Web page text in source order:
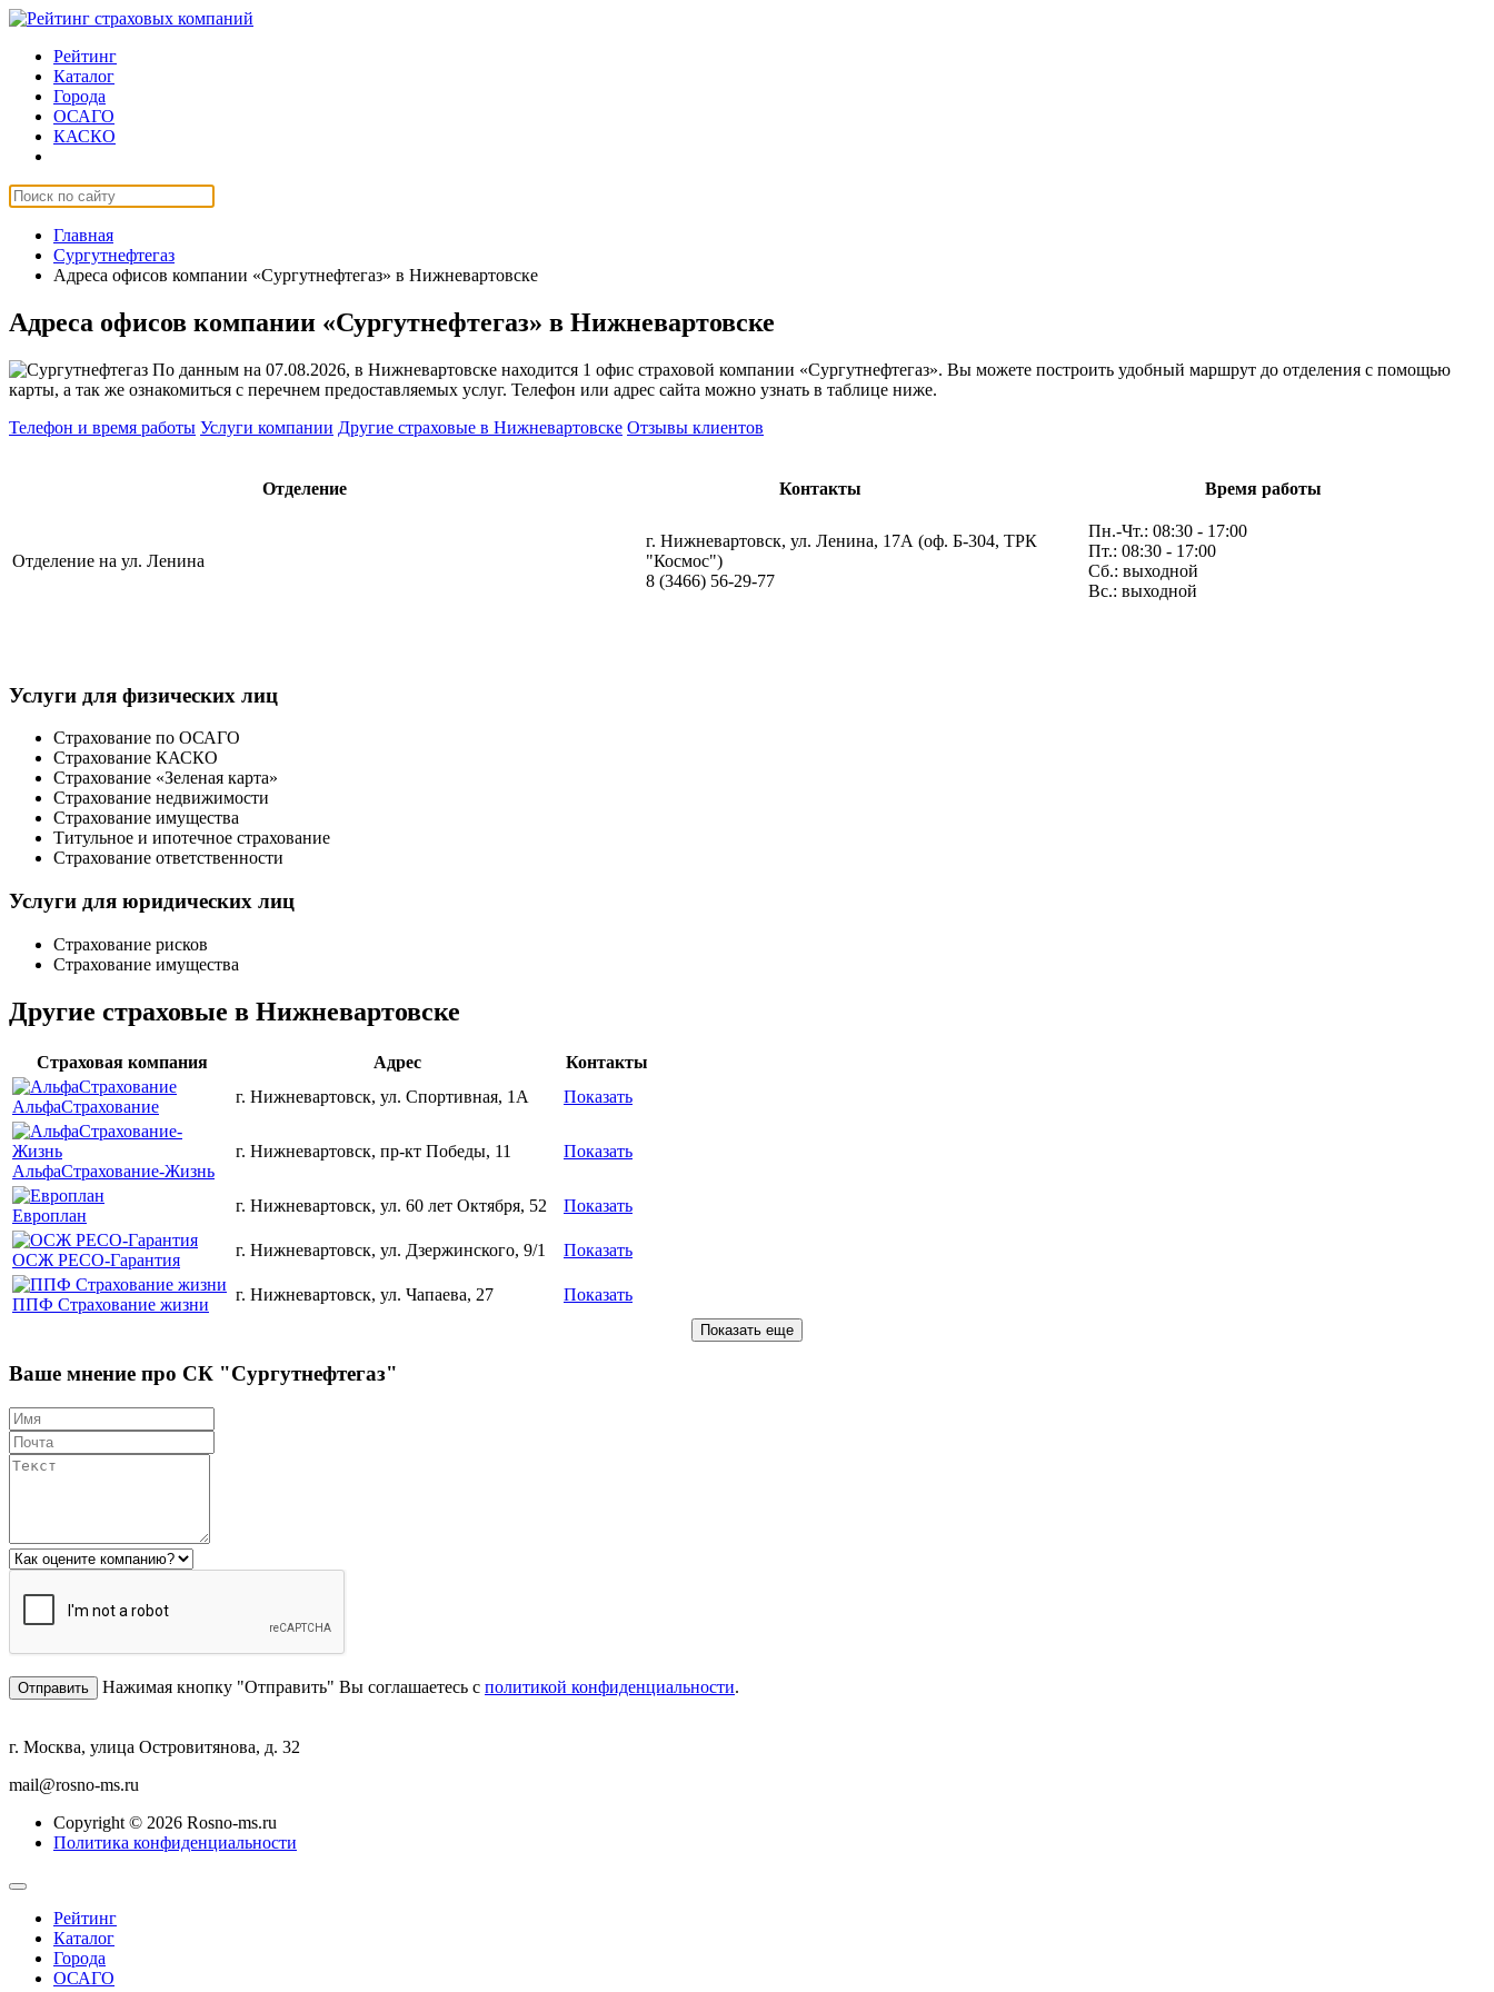
Рейтинг
Каталог
Города
ОСАГО
КАСКО
Главная
Сургутнефтегаз
Адреса офисов компании «Сургутнефтегаз» в Нижневартовске
Адреса офисов компании «Сургутнефтегаз» в Нижневартовске
По данным на 07.08.2026, в Нижневартовске находится 1 офис страховой компании «Сургутнефтегаз». Вы можете построить удобный маршрут до отделения с помощью
карты, а так же ознакомиться с перечнем предоставляемых услуг. Телефон или адрес сайта можно узнать в таблице ниже.
Телефон и время работы Услуги компании Другие страховые в Нижневартовске Отзывы клиентов
Отделение Контакты Время работы
Отделение на ул. Ленина
г. Нижневартовск, ул. Ленина, 17А (оф. Б-304, ТРК
"Космос")
8 (3466) 56-29-77
Пн.-Чт.: 08:30 - 17:00
Пт.: 08:30 - 17:00
Сб.: выходной
Вс.: выходной
Услуги для физических лиц
Страхование по ОСАГО
Страхование КАСКО
Страхование «Зеленая карта»
Страхование недвижимости
Страхование имущества
Титульное и ипотечное страхование
Страхование ответственности
Услуги для юридических лиц
Страхование рисков
Страхование имущества
Другие страховые в Нижневартовске
Страховая компания Адрес Контакты
АльфаСтрахование
г. Нижневартовск, ул. Спортивная, 1А Показать
АльфаСтрахование-Жизнь
г. Нижневартовск, пр-кт Победы, 11 Показать
Европлан
г. Нижневартовск, ул. 60 лет Октября, 52 Показать
ОСЖ РЕСО-Гарантия
г. Нижневартовск, ул. Дзержинского, 9/1 Показать
ППФ Страхование жизни
г. Нижневартовск, ул. Чапаева, 27 Показать
Ваше мнение про СК "Сургутнефтегаз"
Нажимая кнопку "Отправить" Вы соглашаетесь с политикой конфиденциальности.
г. Москва, улица Островитянова, д. 32
mail@rosno-ms.ru
Copyright © 2026 Rosno-ms.ru
Политика конфиденциальности
Рейтинг
Каталог
Города
ОСАГО